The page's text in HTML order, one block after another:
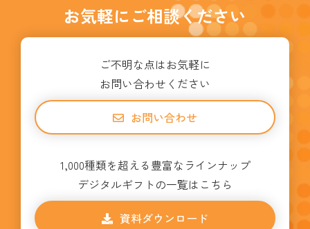
お気軽にご相談ください
ご不明な点はお気軽に
お問い合わせください
お問い合わせ
1,000種類を超える豊富なラインナップ
デジタルギフトの一覧はこちら
資料ダウンロード